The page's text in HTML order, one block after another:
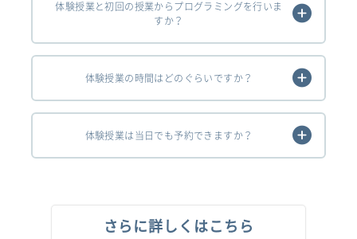
体験授業と初回の授業からプログラミングを行いま
すか？
体験授業の時間はどのぐらいですか？
体験授業は当日でも予約できますか？
さらに詳しくはこちら